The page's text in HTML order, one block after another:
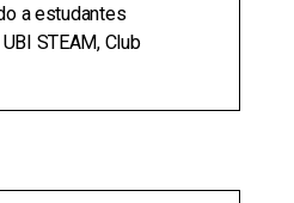
a estudantes
STEAM, Club